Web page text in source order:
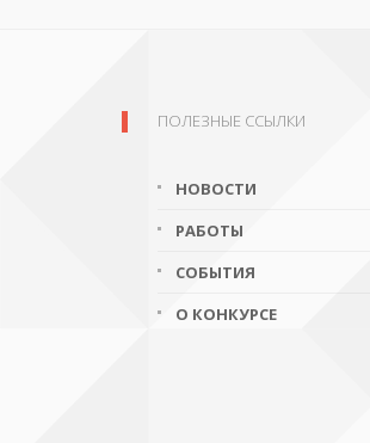
ПОЛЕЗНЫЕ ССЫЛКИ
НОВОСТИ
РАБОТЫ
СОБЫТИЯ
О КОНКУРСЕ